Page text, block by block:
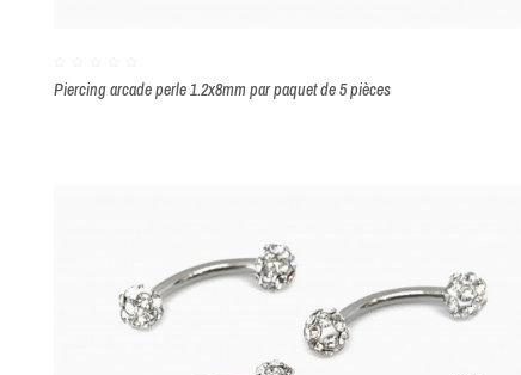
Piercing arcade perle 1.2x8mm par paquet de 5 pièces